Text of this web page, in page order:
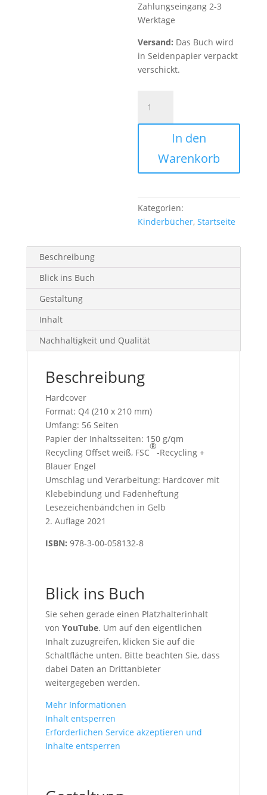
Zahlungseingang 2-3
Werktage
Versand: Das Buch wird
in Seidenpapier verpackt
verschickt.
STERNE
-
Freundebuch
Menge
In den
Warenkorb
Kategorien:
Kinderbücher,Startseite
Beschreibung
Blick ins Buch
Gestaltung
Inhalt
Nachhaltigkeit und Qualität
Beschreibung
Hardcover
Format: Q4 (210 x 210 mm)
Umfang: 56 Seiten
Papier der Inhaltsseiten: 150 g/qm
Recycling Offset weiß, FSC
®
-Recycling +
Blauer Engel
Umschlag und Verarbeitung: Hardcover mit
Klebebindung und Fadenheftung
Lesezeichenbändchen in Gelb
2. Auflage 2021
ISBN: 978-3-00-058132-8
Blick ins Buch
Sie sehen gerade einen Platzhalterinhalt
von YouTube. Um auf den eigentlichen
Inhalt zuzugreifen, klicken Sie auf die
Schaltfläche unten. Bitte beachten Sie, dass
dabei Daten an Drittanbieter
weitergegeben werden.
Mehr Informationen
Inhalt entsperren
Erforderlichen Service akzeptieren und
Inhalte entsperren